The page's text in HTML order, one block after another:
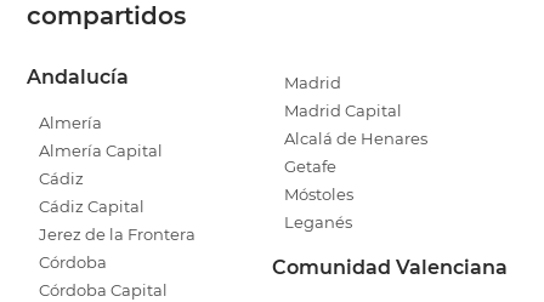
compartidos
Andalucía
Almería
Almería Capital
Cádiz
Cádiz Capital
Jerez de la Frontera
Córdoba
Córdoba Capital
Madrid
Madrid Capital
Alcalá de Henares
Getafe
Móstoles
Leganés
Comunidad Valenciana